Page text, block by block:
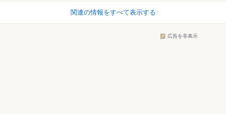
関連の情報をすべて表示する
広告を非表示